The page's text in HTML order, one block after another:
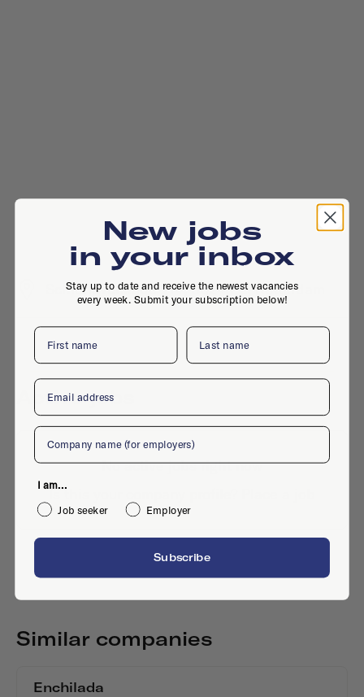
Schiehavenkade 214, 3024 EZ, Rotterdam
Active jobs
No active jobs right now
Is this your company profile?
Similar companies
Enchilada
New jobs
in your inbox
Stay up to date and receive the newest vacancies
every week. Submit your subscription below!
First name Last name
Email
Company
I am...
Job seeker
Employer
Subscribe